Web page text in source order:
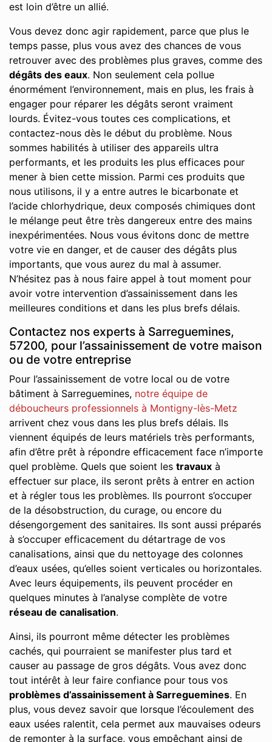
est loin d’être un allié.
Vous devez donc agir rapidement, parce que plus le
temps passe, plus vous avez des chances de vous
retrouver avec des problèmes plus graves, comme des
dégâts des eaux. Non seulement cela pollue
énormément l’environnement, mais en plus, les frais à
engager pour réparer les dégâts seront vraiment
lourds. Évitez-vous toutes ces complications, et
contactez-nous dès le début du problème. Nous
sommes habilités à utiliser des appareils ultra
performants, et les produits les plus efficaces pour
mener à bien cette mission. Parmi ces produits que
nous utilisons, il y a entre autres le bicarbonate et
l’acide chlorhydrique, deux composés chimiques dont
le mélange peut être très dangereux entre des mains
inexpérimentées. Nous vous évitons donc de mettre
votre vie en danger, et de causer des dégâts plus
importants, que vous aurez du mal à assumer.
N’hésitez pas à nous faire appel à tout moment pour
avoir votre intervention d’assainissement dans les
meilleures conditions et dans les plus brefs délais.
Contactez nos experts à Sarreguemines,
57200, pour l’assainissement de votre maison
ou de votre entreprise
Pour l’assainissement de votre local ou de votre
bâtiment à Sarreguemines, notre équipe de
déboucheurs professionnels à Montigny-lès-Metz
arrivent chez vous dans les plus brefs délais. Ils
viennent équipés de leurs matériels très performants,
afin d’être prêt à répondre efficacement face n’importe
quel problème. Quels que soient les travaux à
effectuer sur place, ils seront prêts à entrer en action
et à régler tous les problèmes. Ils pourront s’occuper
de la désobstruction, du curage, ou encore du
désengorgement des sanitaires. Ils sont aussi préparés
à s’occuper efficacement du détartrage de vos
canalisations, ainsi que du nettoyage des colonnes
d’eaux usées, qu’elles soient verticales ou horizontales.
Avec leurs équipements, ils peuvent procéder en
quelques minutes à l’analyse complète de votre
réseau de canalisation.
Ainsi, ils pourront même détecter les problèmes
cachés, qui pourraient se manifester plus tard et
causer au passage de gros dégâts. Vous avez donc
tout intérêt à leur faire confiance pour tous vos
problèmes d’assainissement à Sarreguemines. En
plus, vous devez savoir que lorsque l’écoulement des
eaux usées ralentit, cela permet aux mauvaises odeurs
de remonter à la surface, vous empêchant ainsi de